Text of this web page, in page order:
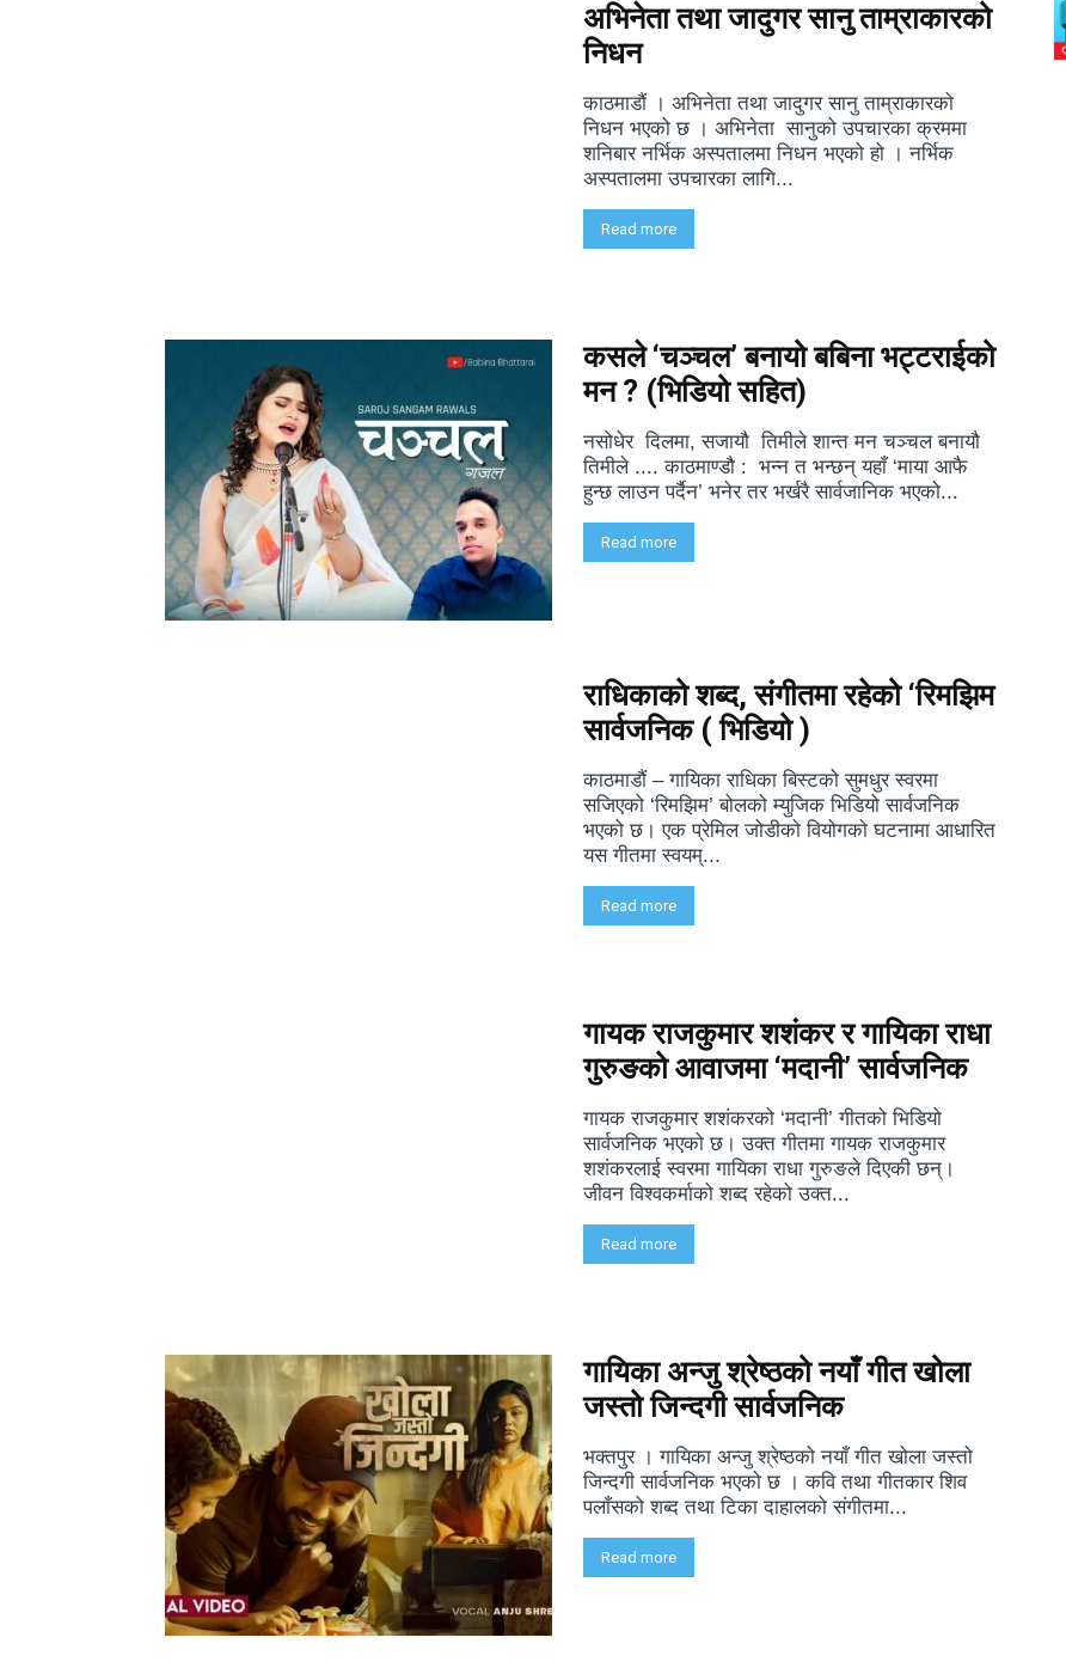
अभिनेता तथा जादुगर सानु ताम्राकारको
निधन
काठमाडौं । अभिनेता तथा जादुगर सानु ताम्राकारको
निधन भएको छ । अभिनेता सानुको उपचारका क्रममा
शनिबार नर्भिक अस्पतालमा निधन भएको हो । नर्भिक
अस्पतालमा उपचारका लागि...
Read more
कसले ‘चञ्चल’ बनायो बबिना भट्टराईको
मन ? (भिडियो सहित)
नसोधेर दिलमा, सजायौ तिमीले शान्त मन चञ्चल बनायौ
तिमीले .... काठमाण्डौ : भन्न त भन्छन् यहाँ ‘माया आफै
हुन्छ लाउन पर्दैन’ भनेर तर भर्खरै सार्वजानिक भएको...
Read more
राधिकाको शब्द, संगीतमा रहेको ‘रिमझिम
सार्वजनिक ( भिडियो )
काठमाडौं – गायिका राधिका बिस्टको सुमधुर स्वरमा
सजिएको ‘रिमझिम’ बोलको म्युजिक भिडियो सार्वजनिक
भएको छ। एक प्रेमिल जोडीको वियोगको घटनामा आधारित
यस गीतमा स्वयम्...
Read more
गायक राजकुमार शशंकर र गायिका राधा
गुरुङको आवाजमा ‘मदानी’ सार्वजनिक
गायक राजकुमार शशंकरको ‘मदानी’ गीतको भिडियो
सार्वजनिक भएको छ। उक्त गीतमा गायक राजकुमार
शशंकरलाई स्वरमा गायिका राधा गुरुङले दिएकी छन्।
जीवन विश्वकर्माको शब्द रहेको उक्त...
Read more
गायिका अन्जु श्रेष्ठको नयाँ गीत खोला
जस्तो जिन्दगी सार्वजनिक
भक्तपुर । गायिका अन्जु श्रेष्ठको नयाँ गीत खोला जस्तो
जिन्दगी सार्वजनिक भएको छ । कवि तथा गीतकार शिव
पलाँसको शब्द तथा टिका दाहालको संगीतमा...
Read more